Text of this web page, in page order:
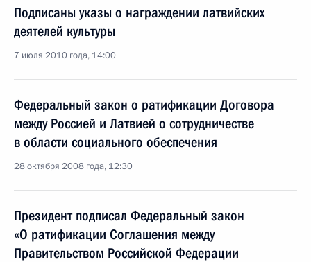
Подписаны указы о награждении латвийских
деятелей культуры
7 июля 2010 года, 14:00
Федеральный закон о ратификации Договора
между Россией и Латвией о сотрудничестве
в области социального обеспечения
28 октября 2008 года, 12:30
Президент подписал Федеральный закон
«О ратификации Соглашения между
Правительством Российской Федерации